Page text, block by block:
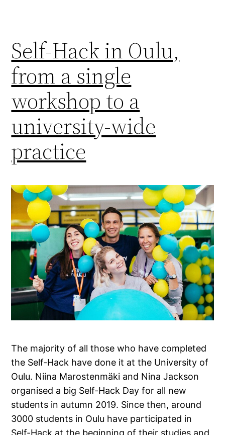
Self-Hack in Oulu,
from a single
workshop to a
university-wide
practice
The majority of all those who have completed
the Self-Hack have done it at the University of
Oulu. Niina Marostenmäki and Nina Jackson
organised a big Self-Hack Day for all new
students in autumn 2019. Since then, around
3000 students in Oulu have participated in
Self-Hack at the beginning of their studies and